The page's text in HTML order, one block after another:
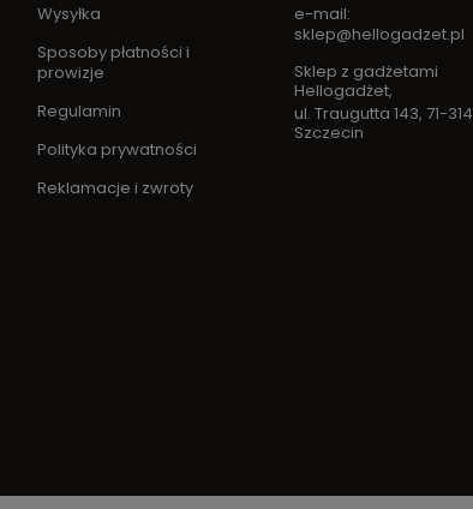
Wysyłka
Sposoby płatności i
prowizje
Regulamin
Polityka prywatności
Reklamacje i zwroty
e-mail:
sklep@hellogadzet.pl
Sklep z gadżetami
Hellogadżet,
ul. Traugutta 143, 71-314
Szczecin